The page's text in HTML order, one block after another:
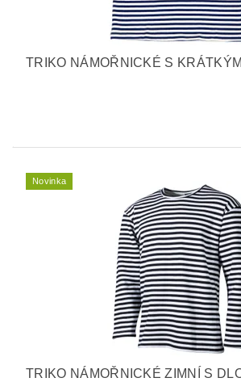
TRIKO NÁMOŘNICKÉ S
Novinka
TRIKO NÁMOŘNICKÉ ZIMNÍ S